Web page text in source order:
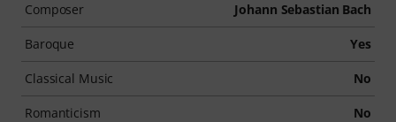
Composer Johann Sebastian Bach
Baroque Yes
Classical Music No
Romanticism No